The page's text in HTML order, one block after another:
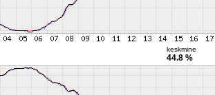
keskmine
44.8 %